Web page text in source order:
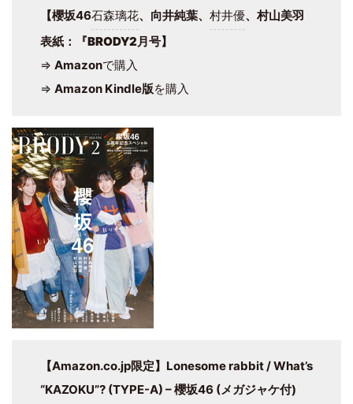
【櫻坂46石森璃花、向井純葉、 村井優、村山美羽
表紙： 『BRODY2月号】
⇒ Amazonで購入
⇒ Amazon Kindle版を購入
【Amazon.co.jp限定】Lonesome rabbit / What’s
“KAZOKU”? (TYPE-A) – 櫻坂46 (メガジャケ付)